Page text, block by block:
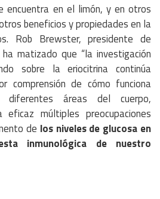
encuentra en el limón, y en otros
beneficios y propiedades en la
Rob Brewster, presidente de
matizado que “la investigación
sobre la eriocitrina continúa
comprensión de cómo funciona
diferentes áreas del cuerpo,
eficaz múltiples preocupaciones
de los niveles de glucosa en
inmunológica de nuestro